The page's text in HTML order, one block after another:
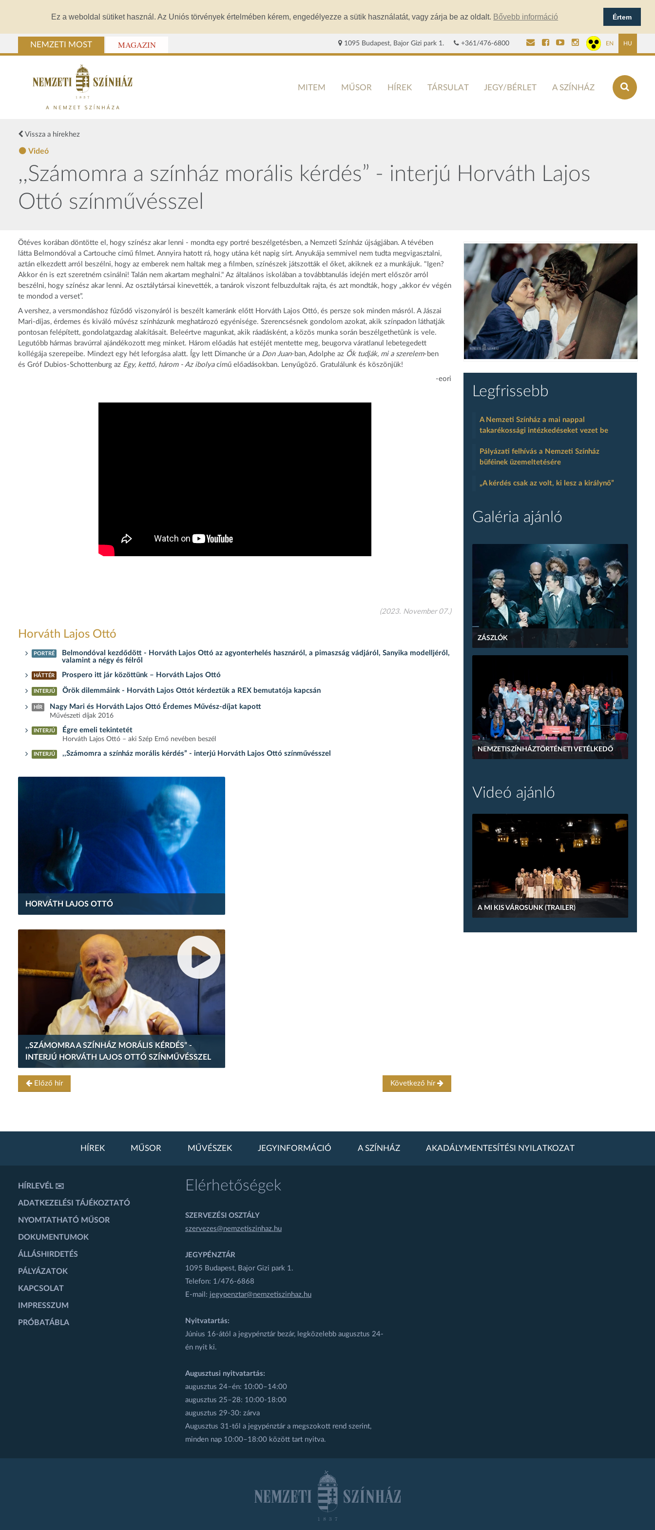
Ez a weboldal sütiket használ. Az Uniós törvények értelmében kérem, engedélyezze a sütik használatát, vagy zárja be az oldalt. Bővebb információ Értem
NEMZETI MOST MAGAZIN 1095 Budapest, Bajor Gizi park 1. +361/476-6800 EN HU
MITEM MŰSOR HÍREK TÁRSULAT JEGY/BÉRLET A SZÍNHÁZ
Vissza a hírekhez
Videó
,,Számomra a színház morális kérdés” - interjú Horváth Lajos
Ottó színművésszel
Ötéves korában döntötte el, hogy színész akar lenni - mondta egy portré beszélgetésben, a Nemzeti Színház újságjában. A tévében
látta Belmondóval a Cartouche című filmet. Annyira hatott rá, hogy utána két napig sírt. Anyukája semmivel nem tudta megvigasztalni,
aztán elkezdett arról beszélni, hogy az emberek nem haltak meg a filmben, színészek játszották el őket, akiknek ez a munkájuk. "Igen?
Akkor én is ezt szeretném csinálni! Talán nem akartam meghalni." Az általános iskolában a továbbtanulás idején mert először arról
beszélni, hogy színész akar lenni. Az osztálytársai kinevették, a tanárok viszont felbuzdultak rajta, és azt mondták, hogy „akkor év végén
te mondod a verset”.
A vershez, a versmondáshoz fűződő viszonyáról is beszélt kameránk előtt Horváth Lajos Ottó, és persze sok minden másról. A Jászai
Mari-díjas, érdemes és kiváló művész színházunk meghatározó egyénisége. Szerencsésnek gondolom azokat, akik színpadon láthatják
pontosan felépített, gondolatgazdag alakításait. Beleértve magunkat, akik ráadásként, a közös munka során beszélgethetünk is vele.
Legutóbb hármas bravúrral ajándékozott meg minket. Három előadás hat estéjét mentette meg, beugorva váratlanul lebetegedett
kollégája szerepeibe. Mindezt egy hét leforgása alatt. Így lett Dimanche úr a Don Juan-ban, Adolphe az Ők tudják, mi a szerelem-ben
és Gróf Dubios-Schottenburg az Egy, kettő, három - Az ibolya című előadásokban. Lenyűgöző. Gratulálunk és köszönjük!
-eori
(2023. November 07.)
Horváth Lajos Ottó
PORTRÉ
Belmondóval kezdődött - Horváth Lajos Ottó az agyonterhelés hasznáról, a pimaszság vádjáról, Sanyika modelljéről,
valamint a négy és félről
HÁTTÉR Prospero itt jár közöttünk – Horváth Lajos Ottó
INTERJÚ Örök dilemmáink - Horváth Lajos Ottót kérdeztük a REX bemutatója kapcsán
HÍR Nagy Mari és Horváth Lajos Ottó Érdemes Művész-díjat kapott
Művészeti díjak 2016
INTERJÚ Égre emeli tekintetét
Horváth Lajos Ottó – aki Szép Ernő nevében beszél
INTERJÚ ,,Számomra a színház morális kérdés” - interjú Horváth Lajos Ottó színművésszel
HORVÁTH LAJOS OTTÓ
,,SZÁMOMRA A SZÍNHÁZ MORÁLIS KÉRDÉS” -
INTERJÚ HORVÁTH LAJOS OTTÓ SZÍNMŰVÉSSZEL
Előző hír Következő hír
Legfrissebb
A Nemzeti Színház a mai nappal
takarékossági intézkedéseket vezet be
Pályázati felhívás a Nemzeti Színház
büféinek üzemeltetésére
„A kérdés csak az volt, ki lesz a királynő”
Galéria ajánló
ZÁSZLÓK
NEMZETISZÍNHÁZTÖRTÉNETI VETÉLKEDŐ
Videó ajánló
A MI KIS VÁROSUNK (TRAILER)
HÍREK MŰSOR MŰVÉSZEK JEGYINFORMÁCIÓ A SZÍNHÁZ AKADÁLYMENTESÍTÉSI NYILATKOZAT
HÍRLEVÉL ✉️
ADATKEZELÉSI TÁJÉKOZTATÓ
NYOMTATHATÓ MŰSOR
DOKUMENTUMOK
ÁLLÁSHIRDETÉS
PÁLYÁZATOK
KAPCSOLAT
IMPRESSZUM
PRÓBATÁBLA
Elérhetőségek
SZERVEZÉSI OSZTÁLY
szervezes@nemzetiszinhaz.hu
JEGYPÉNZTÁR
1095 Budapest, Bajor Gizi park 1.
Telefon: 1/476-6868
E-mail: jegypenztar@nemzetiszinhaz.hu
Nyitvatartás:
Június 16-ától a jegypénztár bezár, legközelebb augusztus 24-
én nyit ki.
Augusztusi nyitvatartás:
augusztus 24–én: 10:00–14:00
augusztus 25–28: 10:00-18:00
augusztus 29-30: zárva
Augusztus 31-től a jegypénztár a megszokott rend szerint,
minden nap 10:00–18:00 között tart nyitva.